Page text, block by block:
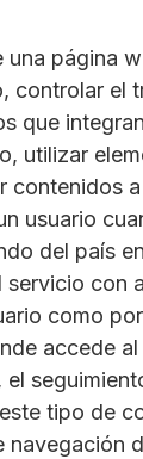
página
controlar
que
utilizar
usuario
del país
como
accede
tipo de